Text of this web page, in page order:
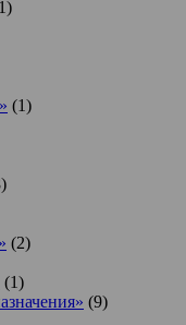
(1)
(2)
(1)
(9)